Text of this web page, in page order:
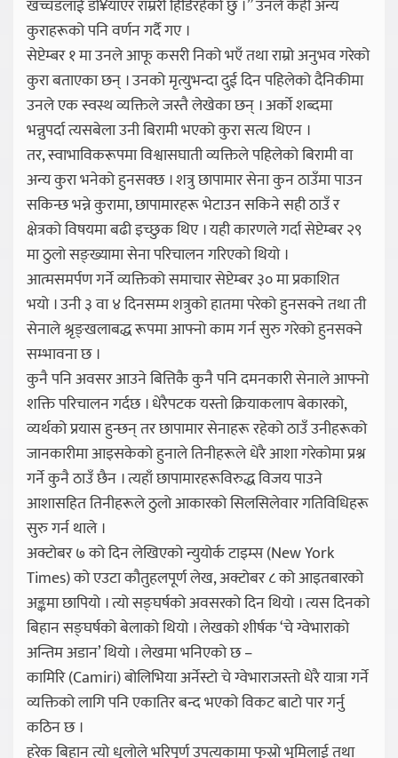
खच्चडलाई डो¥याएर राम्ररी हिँडिरहेको छु ।” उनले केही अन्य
कुराहरूको पनि वर्णन गर्दै गए ।
सेप्टेम्बर १ मा उनले आफू कसरी निको भएँ तथा राम्रो अनुभव गरेको
कुरा बताएका छन् । उनको मृत्युभन्दा दुई दिन पहिलेको दैनिकीमा
उनले एक स्वस्थ व्यक्तिले जस्तै लेखेका छन् । अर्को शब्दमा
भन्नुपर्दा त्यसबेला उनी बिरामी भएको कुरा सत्य थिएन ।
तर, स्वाभाविकरूपमा विश्वासघाती व्यक्तिले पहिलेको बिरामी वा
अन्य कुरा भनेको हुनसक्छ । शत्रु छापामार सेना कुन ठाउँमा पाउन
सकिन्छ भन्ने कुरामा, छापामारहरू भेटाउन सकिने सही ठाउँ र
क्षेत्रको विषयमा बढी इच्छुक थिए । यही कारणले गर्दा सेप्टेम्बर २९
मा ठुलो सङ्ख्यामा सेना परिचालन गरिएको थियो ।
आत्मसमर्पण गर्ने व्यक्तिको समाचार सेप्टेम्बर ३० मा प्रकाशित
भयो । उनी ३ वा ४ दिनसम्म शत्रुको हातमा परेको हुनसक्ने तथा ती
सेनाले श्रृङ्खलाबद्ध रूपमा आफ्नो काम गर्न सुरु गरेको हुनसक्ने
सम्भावना छ ।
कुनै पनि अवसर आउने बित्तिकै कुनै पनि दमनकारी सेनाले आफ्नो
शक्ति परिचालन गर्दछ । धेरैपटक यस्तो क्रियाकलाप बेकारको,
व्यर्थको प्रयास हुन्छन् तर छापामार सेनाहरू रहेको ठाउँ उनीहरूको
जानकारीमा आइसकेको हुनाले तिनीहरूले धेरै आशा गरेकोमा प्रश्न
गर्ने कुनै ठाउँ छैन । त्यहाँ छापामारहरूविरुद्ध विजय पाउने
आशासहित तिनीहरूले ठुलो आकारको सिलसिलेवार गतिविधिहरू
सुरु गर्न थाले ।
अक्टोबर ७ को दिन लेखिएको न्युयोर्क टाइम्स (New York
Times) को एउटा कौतुहलपूर्ण लेख, अक्टोबर ८ को आइतबारको
अङ्कमा छापियो । त्यो सङ्घर्षको अवसरको दिन थियो । त्यस दिनको
बिहान सङ्घर्षको बेलाको थियो । लेखको शीर्षक ‘चे ग्वेभाराको
अन्तिम अडान’ थियो । लेखमा भनिएको छ –
कामिरि (Camiri) बोलिभिया अर्नेस्टो चे ग्वेभाराजस्तो धेरै यात्रा गर्ने
व्यक्तिको लागि पनि एकातिर बन्द भएको विकट बाटो पार गर्नु
कठिन छ ।